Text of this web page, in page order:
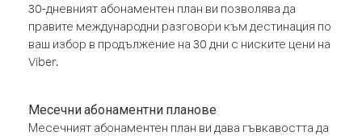
30-дневният абонаментен план ви позволява да
правите международни разговори към дестинация по
ваш избор в продължение на 30 дни с ниските цени на
Viber.
Месечни абонаментни планове
Месечният абонаментен план ви дава гъвкавостта да